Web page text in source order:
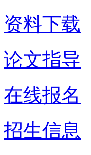
资料下载
论文指导
在线报名
招生信息